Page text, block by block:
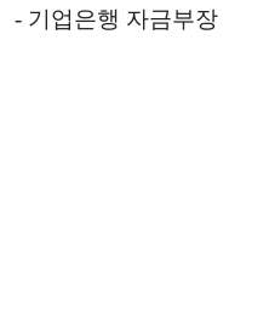
- 기업은행 자금부장